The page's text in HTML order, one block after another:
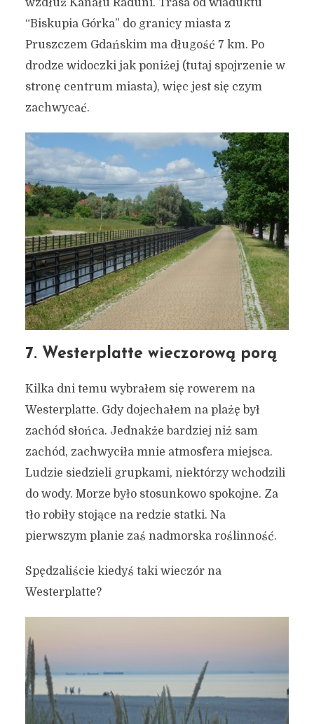
“Biskupia Górka” do granicy miasta z
Pruszczem Gdańskim ma długość 7 km. Po
drodze widoczki jak poniżej (tutaj spojrzenie w
stronę centrum miasta), więc jest się czym
zachwycać.
7. Westerplatte wieczorową porą
Kilka dni temu wybrałem się rowerem na
Westerplatte. Gdy dojechałem na plażę był
zachód słońca. Jednakże bardziej niż sam
zachód, zachwyciła mnie atmosfera miejsca.
Ludzie siedzieli grupkami, niektórzy wchodzili
do wody. Morze było stosunkowo spokojne. Za
tło robiły stojące na redzie statki. Na
pierwszym planie zaś nadmorska roślinność.
Spędzaliście kiedyś taki wieczór na
Westerplatte?